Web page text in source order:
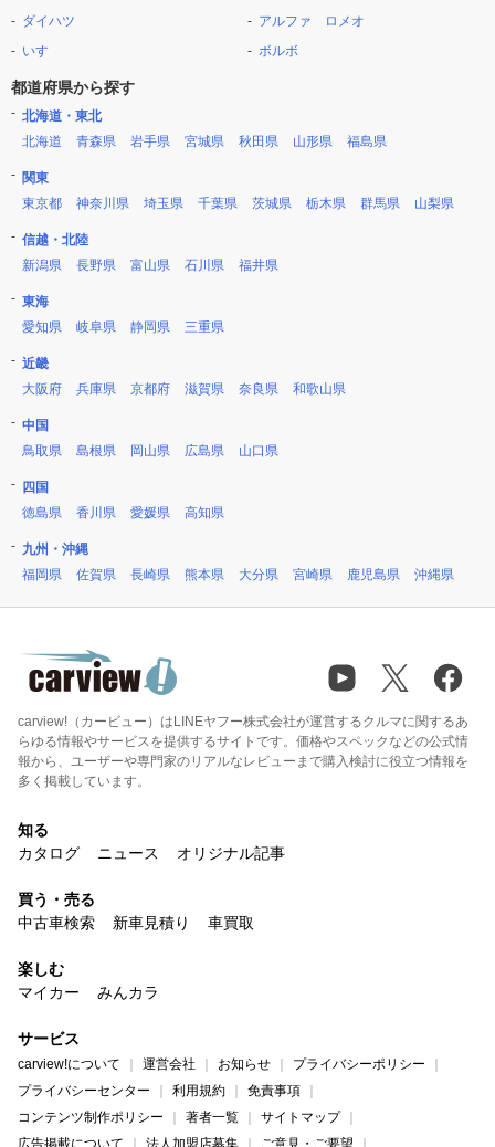
ダイハツ
いすゞ
アルファ ロメオ
ボルボ
都道府県から探す
北海道・東北
北海道
青森県 岩手県 宮城県 秋田県 山形県 福島県
関東
東京都
神奈川県 埼玉県 千葉県 茨城県 栃木県 群馬県 山梨県
信越・北陸
新潟県
長野県 富山県 石川県 福井県
東海
愛知県
岐阜県 静岡県 三重県
近畿
大阪府
兵庫県 京都府 滋賀県 奈良県 和歌山県
中国
鳥取県
島根県 岡山県 広島県 山口県
四国
徳島県
香川県 愛媛県 高知県
九州・沖縄
福岡県
佐賀県 長崎県 熊本県 大分県 宮崎県 鹿児島県 沖縄県
carview!（カービュー）はLINEヤフー株式会社が運営するクルマに関するあ
らゆる情報やサービスを提供するサイトです。価格やスペックなどの公式情
報から、ユーザーや専門家のリアルなレビューまで購入検討に役立つ情報を
多く掲載しています。
知る
カタログ
ニュース オリジナル記事
買う・売る
中古車検索
新車見積り 車買取
楽しむ
マイカー
みんカラ
サービス
carview!について 運営会社 お知らせ
プライバシーポリシー
プライバシーセンター
利用規約
免責事項
コンテンツ制作ポリシー
著者一覧
サイトマップ
広告掲載について
法人加盟店募集 ご意見・ご要望